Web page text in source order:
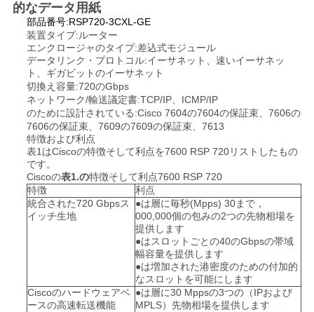
SITEMAP
的なデータ用紙
部品番号:RSP720-3CXL-GE
装置タイプ:ルーター
エンクロージャのタイプ:差込式モジュール
データリンク・プロトコル:イーサネット、速いイーサネッ
ト、ギガビットのイーサネット
切換え容量:720のGbps
ネットワーク/輸送議定書:TCP/IP、ICMP/IP
のために設計されている:Cisco 7604の7604の保証束、7606の
7606の保証束、7609の7609の保証束、7613
特徴および利点
表1はCiscoの特徴そして利点を7600 RSP 720リストしたもの
です。
Ciscoの表1.の特徴そして利点7600 RSP 720
特徴
利点
統合された720 Gbpsス
イッチ生地
●は層に毎秒(Mpps) 30まで，
000,000個の包みの2つの先物相場を
提供します
●はスロットごとの40のGbpsの帯域
幅容量を提供します
●は増加された港密度のための付加的
なスロットを可能にします
Ciscoのハードウェアベ
ースの高速転送機能
●は層に30 Mppsの3つの（IPおよび
MPLS）先物相場を提供します